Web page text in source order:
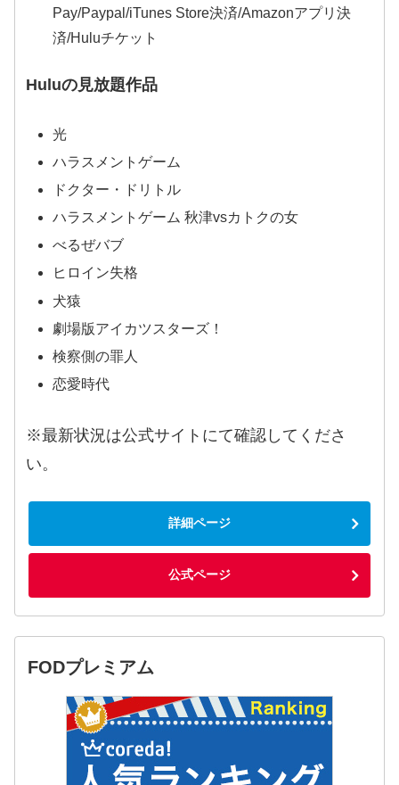
Pay/Paypal/iTunes Store決済/Amazonアプリ決
済/Huluチケット
Huluの見放題作品
光
ハラスメントゲーム
ドクター・ドリトル
ハラスメントゲーム 秋津vsカトクの女
べるぜバブ
ヒロイン失格
犬猿
劇場版アイカツスターズ！
検察側の罪人
恋愛時代
※最新状況は公式サイトにて確認してくださ
い。
詳細ページ
公式ページ
FODプレミアム